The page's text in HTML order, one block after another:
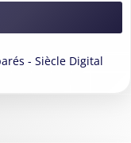
- Siècle Digital